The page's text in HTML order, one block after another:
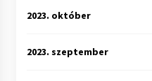
2023. október
2023. szeptember